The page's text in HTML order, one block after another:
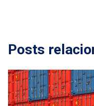
Posts